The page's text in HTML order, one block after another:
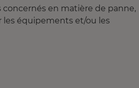
concernés en matière de panne,
équipements et/ou les